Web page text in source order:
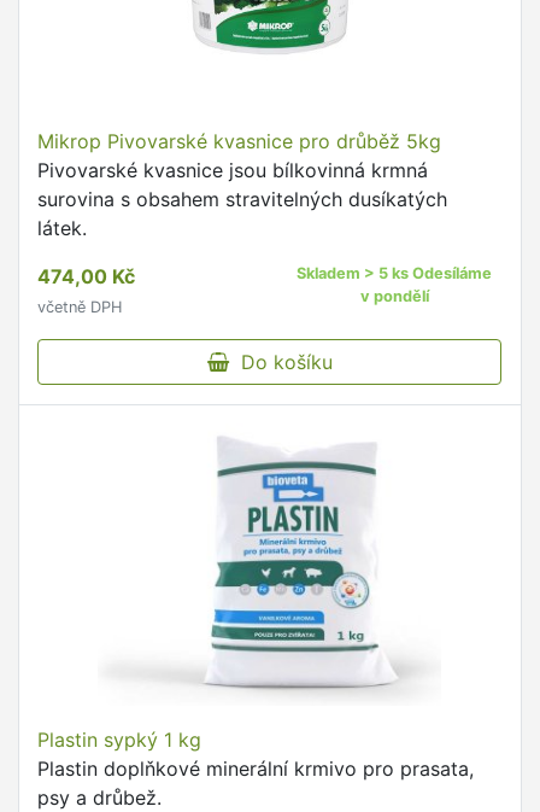
Mikrop Pivovarské kvasnice pro drůběž 5kg
Pivovarské kvasnice jsou bílkovinná krmná
surovina s obsahem stravitelných dusíkatých
látek.
474,00 Kč
včetně DPH
Skladem > 5 ks Odesíláme
v pondělí
Do košíku
Plastin sypký 1 kg
Plastin doplňkové minerální krmivo pro prasata,
psy a drůbež.